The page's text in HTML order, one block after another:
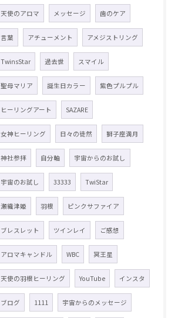
天使のアロマ メッセージ 歯のケア
言葉 アチューメント アメジストリング
TwinsStar 過去世 スマイル
聖母マリア 誕生日カラー 紫色プルプル
ヒーリングアート SAZARE
女神ヒーリング 日々の徒然 獅子座満月
神社参拝 自分軸 宇宙からのお試し
宇宙のお試し 33333 TwiStar
瀬織津姫 羽根 ピンクサファイア
ブレスレット ツインレイ ご感想
アロマキャンドル WBC 冥王星
天使の羽根ヒーリング YouTube インスタ
ブログ 1111 宇宙からのメッセージ